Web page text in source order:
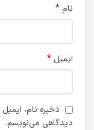
نام *
ایمیل *
ذخیره نام،
دیدگاهی می‌نویسم.